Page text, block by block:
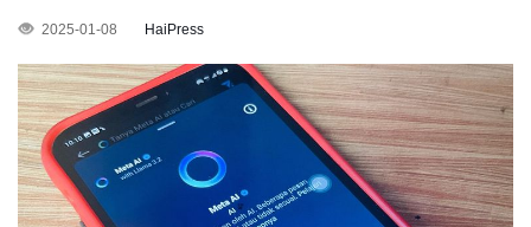
2025-01-08 HaiPress